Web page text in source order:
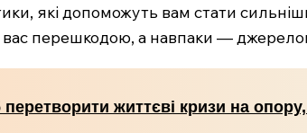
які допоможуть вам стати
вас перешкодою, а навпаки —
перетворити життєві кризи на